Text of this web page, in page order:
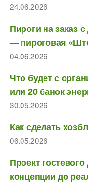
24.06.2026
Пироги на заказ
— пироговая
04.06.2026
Что будет с
или 20 банок
30.05.2026
Как сделать
06.05.2026
Проект
концепции до